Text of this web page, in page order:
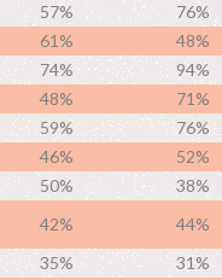
57%
76%
61%
48%
74%
94%
48%
71%
59%
76%
46%
52%
50%
38%
42%
44%
35%
31%